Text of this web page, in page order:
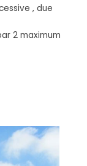
, due
2 maximum